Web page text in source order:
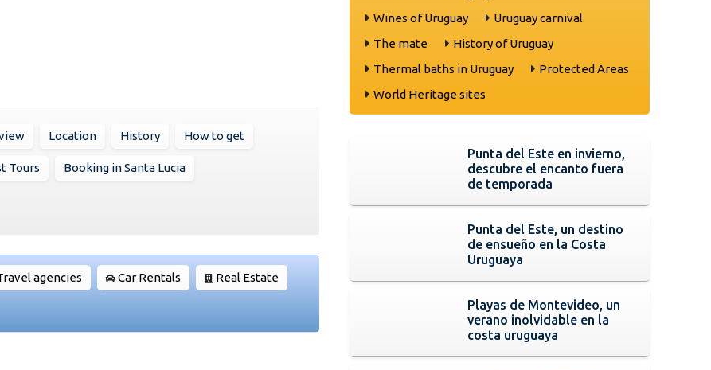
Location History How to get
Tours Booking in Santa Lucia
agencies Car Rentals Real Estate
Wines of Uruguay
Uruguay carnival
The mate
History of Uruguay
Thermal baths in Uruguay
Protected Areas
World Heritage sites
Punta del Este en invierno,
descubre el encanto fuera
de temporada
Punta del Este, un destino
de ensueño en la Costa
Uruguaya
Playas de Montevideo, un
verano inolvidable en la
costa uruguaya